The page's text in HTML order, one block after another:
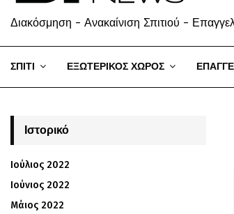
Διακόσμηση - Ανακαίνιση Σπιτιού -
ΣΠΙΤΙ ΕΞΩΤΕΡΙΚΟΣ ΧΩΡΟΣ
Ιστορικό
Ιούλιος 2022
Ιούνιος 2022
Μάιος 2022